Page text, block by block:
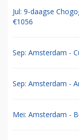
Jul: 9-daagse
€1056
Sep: Amsterdam -
Sep: Amsterdam -
Mei: Amsterdam -